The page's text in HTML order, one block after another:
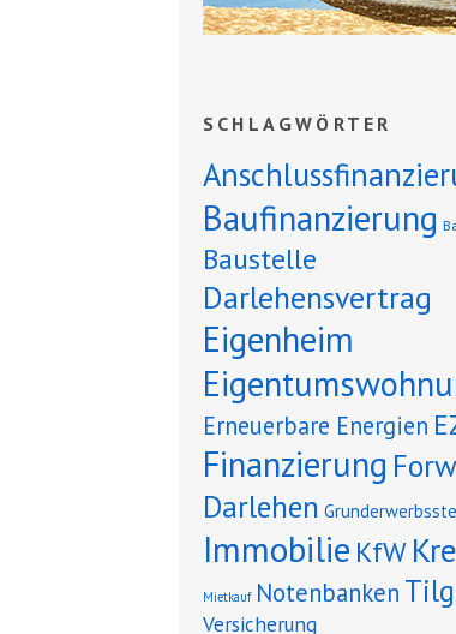
SCHLAGWÖRTER
Baufinanzierung
Baustelle
Darlehensvertrag
Eigenheim
Erneuerbare Energien
Finanzierung
Darlehen
Immobilie KfW
Mietkauf Notenbanken
Versicherung